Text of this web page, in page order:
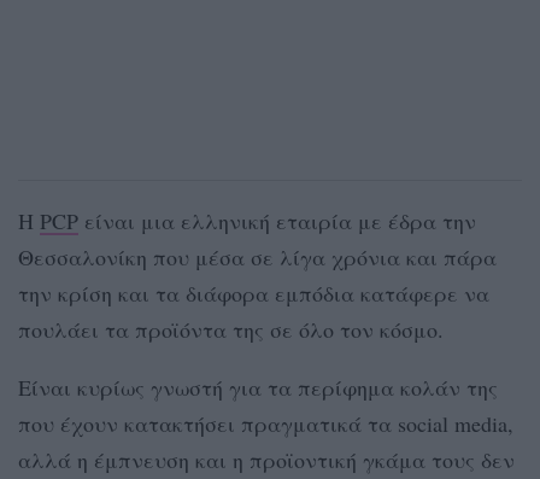
Η PCP είναι μια ελληνική εταιρία με έδρα την
Θεσσαλονίκη που μέσα σε λίγα χρόνια και πάρα
την κρίση και τα διάφορα εμπόδια κατάφερε να
πουλάει τα προϊόντα της σε όλο τον κόσμο.
Είναι κυρίως γνωστή για τα περίφημα κολάν της
που έχουν κατακτήσει πραγματικά τα social media,
αλλά η έμπνευση και η προϊοντική γκάμα τους δεν